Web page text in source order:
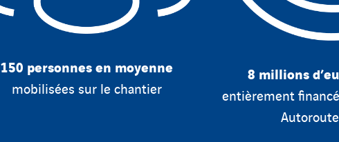
150 personnes en moyenne
mobilisées sur le chantier
8 millions
entièrement